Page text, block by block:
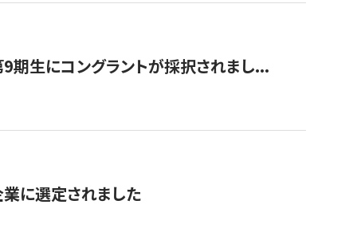
9期生にコングラントが採択されまし...
に選定されました